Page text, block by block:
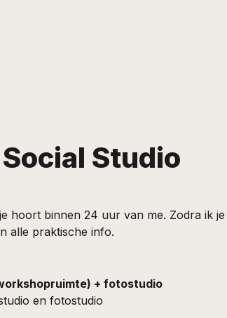
Studio
hoort binnen 24 uur van me. Zodra ik je
alle praktische info.
+ fotostudio
en fotostudio